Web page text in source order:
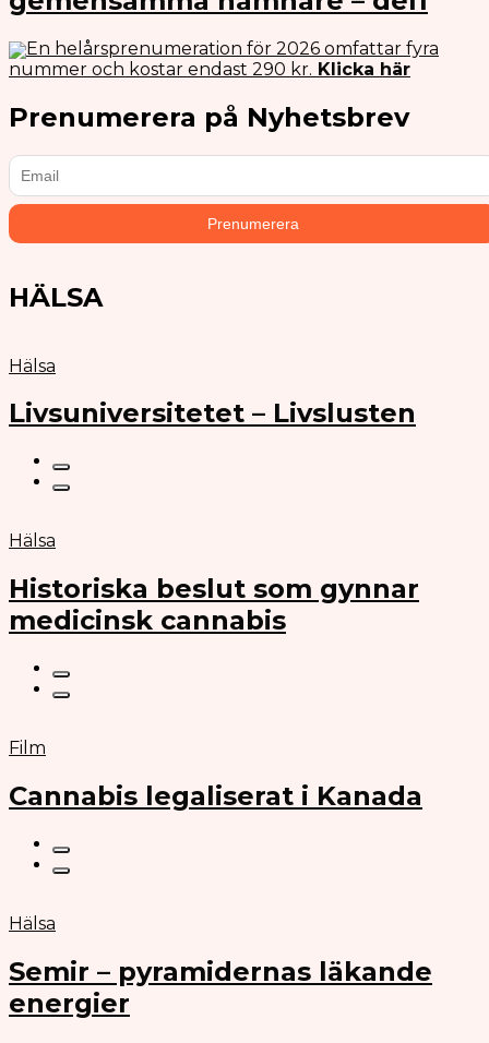
En helårsprenumeration för 2026 omfattar fyra
nummer och kostar endast 290 kr. Klicka här
Prenumerera på Nyhetsbrev
HÄLSA
Hälsa
Livsuniversitetet – Livslusten
Hälsa
Historiska beslut som gynnar
medicinsk cannabis
Film
Cannabis legaliserat i Kanada
Hälsa
Semir – pyramidernas läkande
energier